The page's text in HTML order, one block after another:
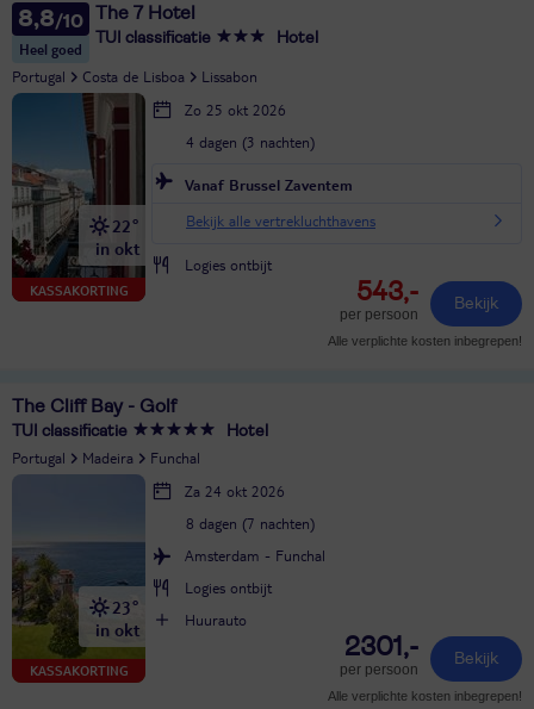
8,8
Heel goed
The 7 Hotel
TUI classificatie Hotel
Portugal Costa de Lisboa Lissabon
KASSAKORTING
22°
in okt
Zo 25 okt 2026
4 dagen (3 nachten)
Vanaf Brussel Zaventem
Bekijk alle vertrekluchthavens
Logies ontbijt
543,-
per persoon
Bekijk
Alle verplichte kosten inbegrepen!
The Cliff Bay - Golf
TUI classificatie Hotel
Portugal Madeira Funchal
KASSAKORTING
23°
in okt
Za 24 okt 2026
8 dagen (7 nachten)
Amsterdam - Funchal
Logies ontbijt
Huurauto
2301,-
per persoon
Bekijk
Alle verplichte kosten inbegrepen!